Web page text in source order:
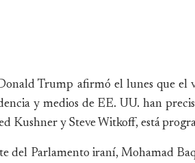
Trump afirmó el lunes que el
y medios de EE. UU. han
Kushner y Steve Witkoff, está
del Parlamento iraní, Mohamad